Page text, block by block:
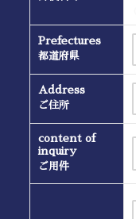
Prefectures
都道府県
Address
ご住所
content of
inquiry
ご用件